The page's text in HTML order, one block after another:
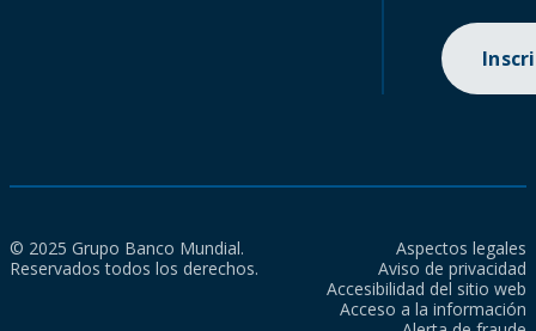
© 2025 Grupo Banco Mundial.
Reservados todos los derechos.
Aspectos legales
Aviso de privacidad
Accesibilidad del sitio web
Acceso a la información